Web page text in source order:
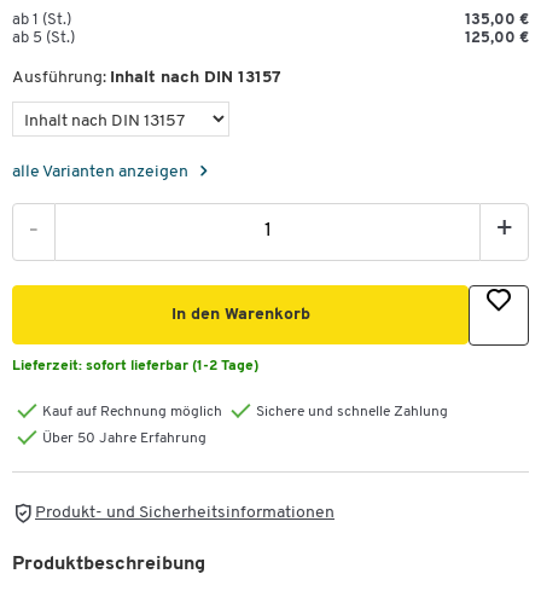
ab 1 (St.)
135,00 €
ab 5 (St.)
125,00 €
Ausführung: Inhalt nach DIN 13157
alle Varianten anzeigen
- +
In den Warenkorb
Lieferzeit: sofort lieferbar (1-2 Tage)
Kauf auf Rechnung möglich
Sichere und schnelle Zahlung
Über 50 Jahre Erfahrung
Produkt- und Sicherheitsinformationen
Produktbeschreibung